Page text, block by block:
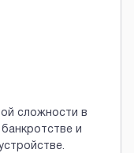
сложности в
и